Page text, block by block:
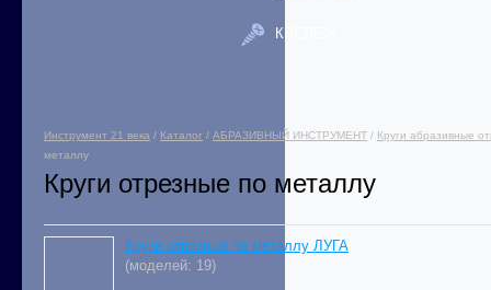
КРЕПЕЖ
Инструмент 21 века / Каталог / АБРАЗИВНЫЙ ИНСТРУМЕНТ / Круги абразивные
металлу
Круги отрезные по металлу
Круги отрезные по металлу ЛУГА
(моделей: 19)